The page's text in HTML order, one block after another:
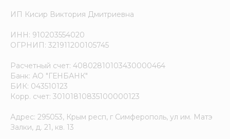
ИП Кисир Виктория Дмитриевна
ИНН: 910203554020
ОГРНИП: 321911200105745
Расчетный счет: 40802810103430000464
Банк: АО "ГЕНБАНК"
БИК: 043510123
Корр. счет: 30101810835100000123
Адрес: 295053, Крым респ, г Симферополь, ул им. Матэ
Залки, д. 21, кв. 13